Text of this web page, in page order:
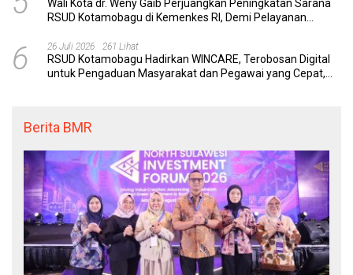
Wali Kota dr. Weny Gaib Perjuangkan Peningkatan Sarana
RSUD Kotamobagu di Kemenkes RI, Demi Pelayanan
6 26 Juli 2026 261 Lihat
RSUD Kotamobagu Hadirkan WINCARE, Terobosan Digital
untuk Pengaduan Masyarakat dan Pegawai yang Cepat,
Berita BMR